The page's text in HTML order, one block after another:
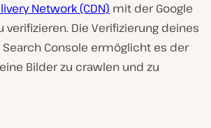
Network (CDN) mit der Google
verifizieren. Die Verifizierung deines
Search Console ermöglicht es der
Bilder zu crawlen und zu